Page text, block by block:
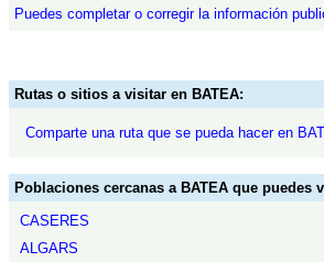
Puedes completar o corregir la información
Rutas o sitios a visitar en BATEA:
Comparte una ruta que se pueda hacer en
Poblaciones cercanas a BATEA que puedes
CASERES
ALGARS